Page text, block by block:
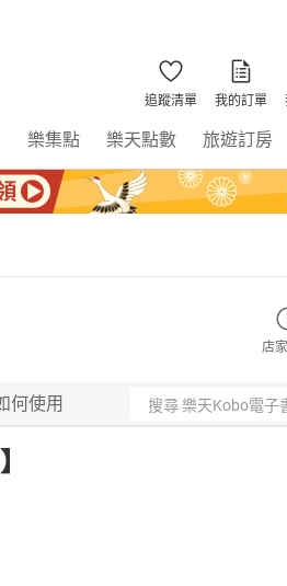
追蹤清單 我的訂單
樂集點 樂天點數 旅遊訂房
店
何使用